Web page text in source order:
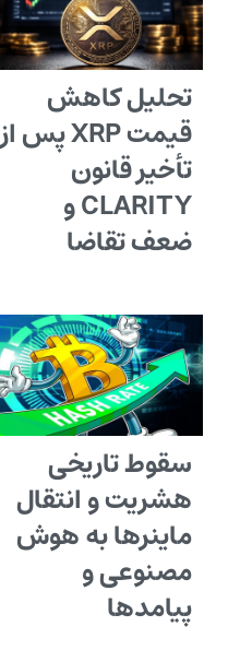
تحلیل کاهش
قیمت XRP پس از
تأخیر قانون
CLARITY و
ضعف تقاضا
سقوط تاریخی
هشریت و انتقال
ماینرها به هوش
مصنوعی و
پیامدها